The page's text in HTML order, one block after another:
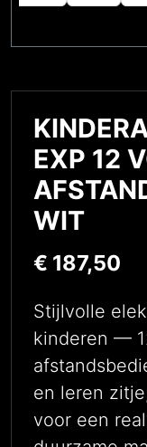
EXP 12
WIT
€ 187,50
Stijlvolle
kinderen —
en leren
voor een